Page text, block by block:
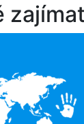
zajímat